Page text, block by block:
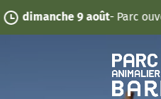
Panneau de gestion des cookies
9 août- Parc ouvert de 9h à